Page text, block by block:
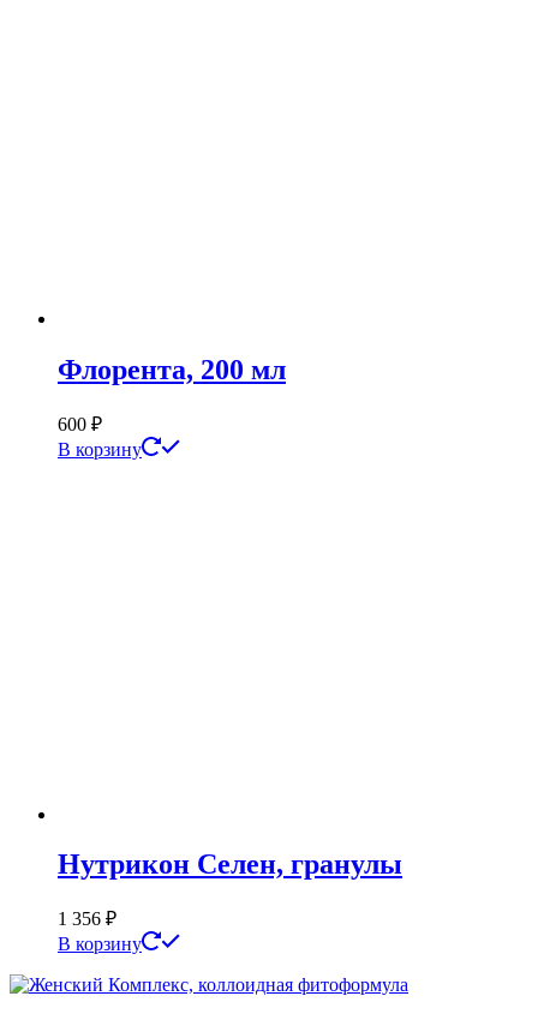
Флорента, 200 мл
600 ₽
В корзину
Нутрикон Селен, гранулы
1 356 ₽
В корзину